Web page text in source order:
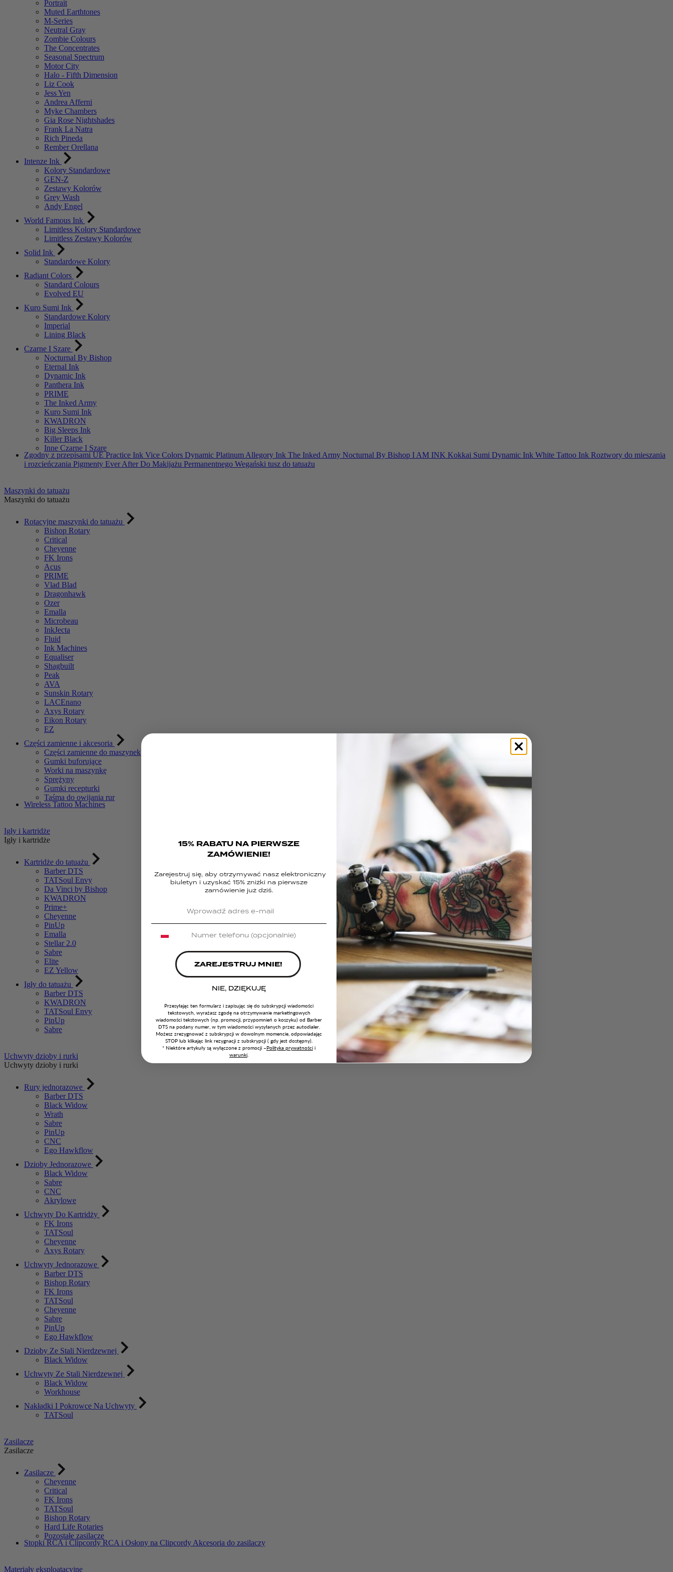
Portrait
Muted Earthtones
M-Series
Neutral Gray
Zombie Colours
The Concentrates
Seasonal Spectrum
Motor City
Halo - Fifth Dimension
Liz Cook
Jess Yen
Andrea Afferni
Myke Chambers
Gia Rose Nightshades
Frank La Natra
Rich Pineda
Rember Orellana
Intenze Ink
Kolory Standardowe
GEN-Z
Zestawy Kolorów
Grey Wash
Andy Engel
World Famous Ink
Limitless Kolory Standardowe
Limitless Zestawy Kolorów
Solid Ink
Standardowe Kolory
Radiant Colors
Standard Colours
Evolved EU
Kuro Sumi Ink
Standardowe Kolory
Imperial
Lining Black
Czarne I Szare
Nocturnal By Bishop
Eternal Ink
Dynamic Ink
Panthera Ink
PRIME
The Inked Army
Kuro Sumi Ink
KWADRON
Big Sleeps Ink
Killer Black
Inne Czarne I Szare
Zgodny z przepisami UE Practice Ink Vice Colors Dynamic Platinum Allegory Ink The Inked Army Nocturnal By Bishop I AM INK Kokkai Sumi Dynamic Ink White Tattoo Ink Roztwory do mieszania
i rozcieńczania Pigmenty Ever After Do Makijażu Permanentnego Wegański tusz do tatuażu
Maszynki do tatuażu
Maszynki do tatuażu
Rotacyjne maszynki do tatuażu
Bishop Rotary
Critical
Cheyenne
FK Irons
Acus
PRIME
Vlad Blad
Dragonhawk
Ozer
Emalla
Microbeau
InkJecta
Fluid
Ink Machines
Equaliser
Shagbuilt
Peak
AVA
Sunskin Rotary
LACEnano
Axys Rotary
Eikon Rotary
EZ
Części zamienne i akcesoria
Części zamienne do maszynek
Gumki buforujące
Worki na maszynkę
Sprężyny
Gumki recepturki
Taśma do owijania rur
Wireless Tattoo Machines
Igły i kartridże
Igły i kartridże
Kartridże do tatuażu
Barber DTS
TATSoul Envy
Da Vinci by Bishop
KWADRON
Prime+
Cheyenne
PinUp
Emalla
Stellar 2.0
Sabre
Elite
EZ Yellow
Igły do tatuażu
Barber DTS
KWADRON
TATSoul Envy
PinUp
Sabre
Uchwyty dzioby i rurki
Uchwyty dzioby i rurki
Rury jednorazowe
Barber DTS
Black Widow
Wrath
Sabre
PinUp
CNC
Ego Hawkflow
Dzioby Jednorazowe
Black Widow
Sabre
CNC
Akrylowe
Uchwyty Do Kartridży
FK Irons
TATSoul
Cheyenne
Axys Rotary
Uchwyty Jednorazowe
Barber DTS
Bishop Rotary
FK Irons
TATSoul
Cheyenne
Sabre
PinUp
Ego Hawkflow
Dzioby Ze Stali Nierdzewnej
Black Widow
Uchwyty Ze Stali Nierdzewnej
Black Widow
Workhouse
Nakładki I Pokrowce Na Uchwyty
TATSoul
Zasilacze
Zasilacze
Zasilacze
Cheyenne
Critical
FK Irons
TATSoul
Bishop Rotary
Hard Life Rotaries
Pozostałe zasilacze
Stopki RCA i Clipcordy RCA i Osłony na Clipcordy Akcesoria do zasilaczy
Materiały eksploatacyjne
15% RABATU NA PIERWSZE
ZAMÓWIENIE!
Zarejestruj się, aby otrzymywać nasz elektroniczny
biuletyn i uzyskać 15% zniżki na pierwsze
zamówienie już dziś.
ZAREJESTRUJ MNIE!
NIE, DZIĘKUJĘ
Przesyłając ten formularz i zapisując się do subskrypcji wiadomości
tekstowych, wyrażasz zgodę na otrzymywanie marketingowych
wiadomości tekstowych (np. promocji, przypomnień o koszyku) od Barber
DTS na podany numer, w tym wiadomości wysyłanych przez autodialer.
Możesz zrezygnować z subskrypcji w dowolnym momencie, odpowiadając
STOP lub klikając link rezygnacji z subskrypcji ( gdy jest dostępny).
* Niektóre artykuły są wyłączone z promocji –Polityka prywatności i
warunki.